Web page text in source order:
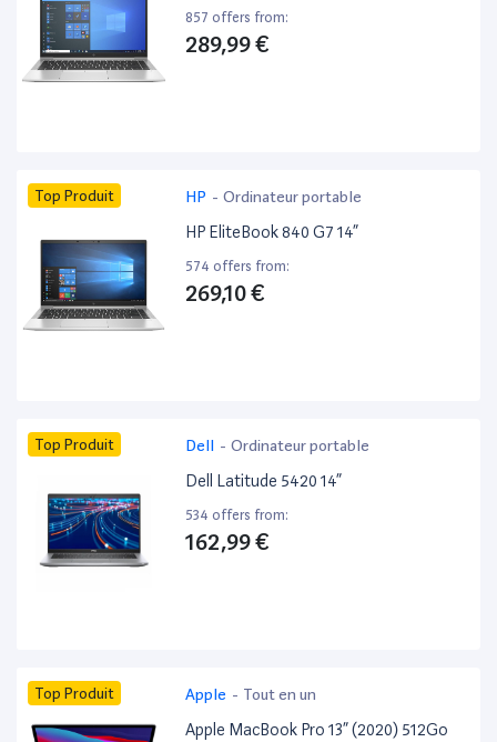
857 offers from:
289,99 €
Top Produit HP - Ordinateur portable
HP EliteBook 840 G7 14”
574 offers from:
269,10 €
Top Produit Dell - Ordinateur portable
Dell Latitude 5420 14”
534 offers from:
162,99 €
Top Produit Apple - Tout en un
Apple MacBook Pro 13” (2020) 512Go